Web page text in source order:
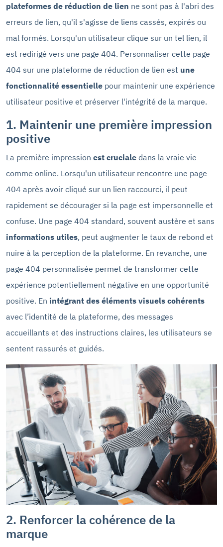
plateformes de réduction de lien ne sont pas à l'abri des
erreurs de lien, qu'il s'agisse de liens cassés, expirés ou
mal formés. Lorsqu'un utilisateur clique sur un tel lien, il
est redirigé vers une page 404. Personnaliser cette page
404 sur une plateforme de réduction de lien est une
fonctionnalité essentielle pour maintenir une expérience
utilisateur positive et préserver l'intégrité de la marque.
1. Maintenir une première impression
positive
La première impression est cruciale dans la vraie vie
comme online. Lorsqu'un utilisateur rencontre une page
404 après avoir cliqué sur un lien raccourci, il peut
rapidement se décourager si la page est impersonnelle et
confuse. Une page 404 standard, souvent austère et sans
informations utiles, peut augmenter le taux de rebond et
nuire à la perception de la plateforme. En revanche, une
page 404 personnalisée permet de transformer cette
expérience potentiellement négative en une opportunité
positive. En intégrant des éléments visuels cohérents
avec l’identité de la plateforme, des messages
accueillants et des instructions claires, les utilisateurs se
sentent rassurés et guidés.
2. Renforcer la cohérence de la
marque